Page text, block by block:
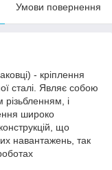
Умови повернення
- кріплення
сталі. Являє собою
і
широко
що
навантажень, так